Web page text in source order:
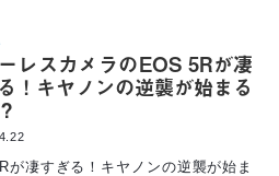
レスカメラのEOS 5Rが凄
！キヤノンの逆襲が始まる
が凄すぎる！キヤノンの逆襲が始ま